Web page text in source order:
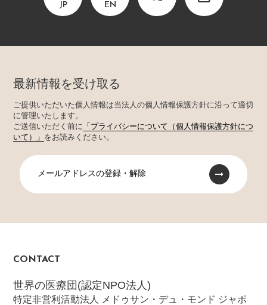
JP EN
最新情報を受け取る
ご提供いただいた個人情報は当法人の個人情報保護方針に沿って適切
に管理いたします。
ご送信いただく前に
「プライバシーについて（個人情報保護方針につ
いて）」 をお読みください。
メールアドレスの登録・解除
CONTACT
世界の医療団(認定NPO法人)
特定非営利活動法人 メドゥサン・デュ・モンド ジャポ